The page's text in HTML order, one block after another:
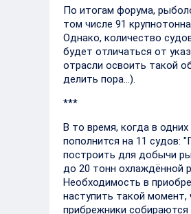
По итогам форума,
том числе 91
Однако, количество
будет отличаться от
отрасли освоить такой
делить пора...).
***
В то время, когда в
пополнится на 11 судов:
построить для добычи
до 20 тонн охлаждённой
Необходимость в
наступить такой
прибрежники